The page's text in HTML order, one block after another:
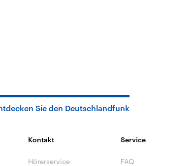
Sie den Deutschlandfunk
Kontakt
Hörerservice
Service
FAQ